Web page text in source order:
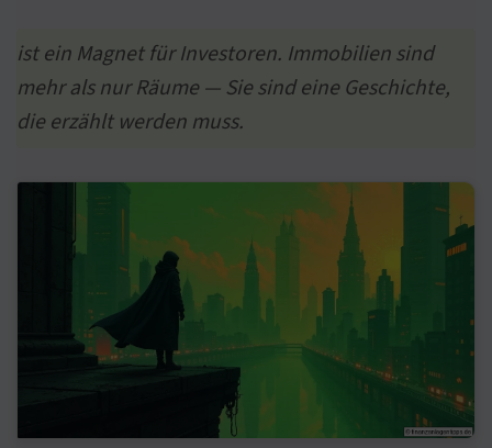
ist ein Magnet für Investoren. Immobilien sind
mehr als nur Räume — Sie sind eine Geschichte,
die erzählt werden muss.